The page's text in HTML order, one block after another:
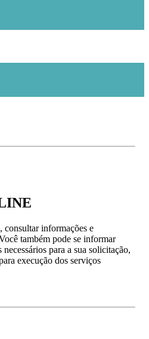
consultar informações e
também pode se informar
para a sua solicitação,
execução dos serviços